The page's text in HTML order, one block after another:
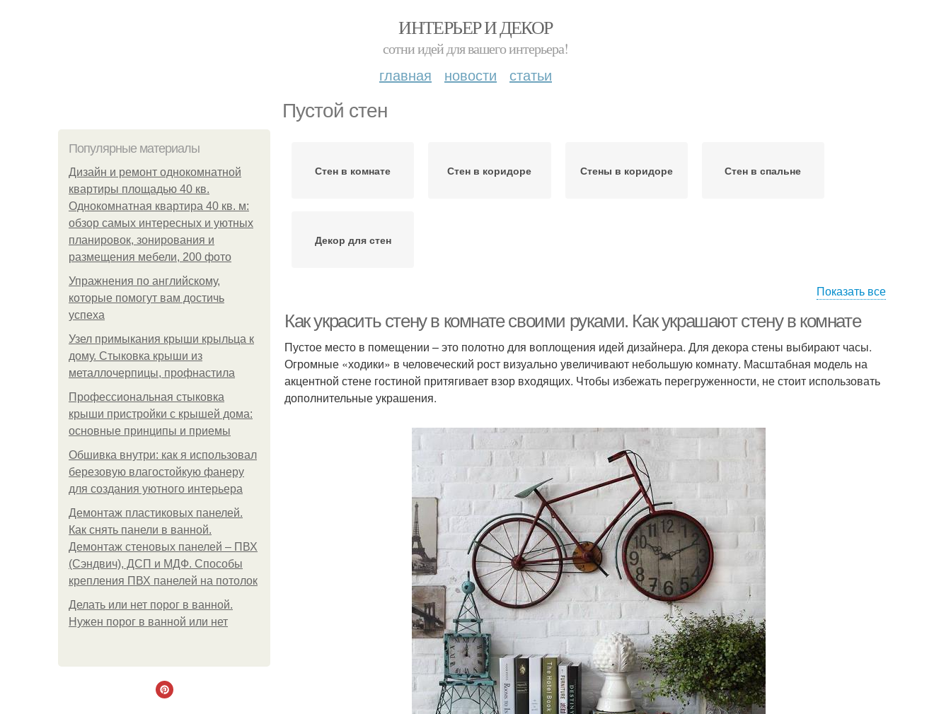
ИНТЕРЬЕР И ДЕКОР
сотни идей для вашего интерьера!
главная новости статьи
Пустой стен
Популярные материалы
Дизайн и ремонт однокомнатной
квартиры площадью 40 кв.
Однокомнатная квартира 40 кв. м:
обзор самых интересных и уютных
планировок, зонирования и
размещения мебели, 200 фото
Упражнения по английскому,
которые помогут вам достичь
успеха
Узел примыкания крыши крыльца к
дому. Стыковка крыши из
металлочерпицы, профнастила
Профессиональная стыковка
крыши пристройки с крышей дома:
основные принципы и приемы
Обшивка внутри: как я использовал
березовую влагостойкую фанеру
для создания уютного интерьера
Демонтаж пластиковых панелей.
Как снять панели в ванной.
Демонтаж стеновых панелей – ПВХ
(Сэндвич), ДСП и МДФ. Способы
крепления ПВХ панелей на потолок
Делать или нет порог в ванной.
Нужен порог в ванной или нет
Стен в комнате Стен в коридоре Стены в коридоре Стен в спальне
Декор для стен
Показать все
Как украсить стену в комнате своими руками. Как украшают стену в комнате
Пустое место в помещении – это полотно для воплощения идей дизайнера. Для декора стены выбирают часы.
Огромные «ходики» в человеческий рост визуально увеличивают небольшую комнату. Масштабная модель на
акцентной стене гостиной притягивает взор входящих. Чтобы избежать перегруженности, не стоит использовать
дополнительные украшения.